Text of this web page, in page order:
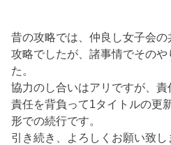
昔の攻略では、仲良し女子会
攻略でしたが、諸事情でその
た。
協力のし合いはアリですが、
責任を背負って1タイトルの更
形での続行です。
引き続き、よろしくお願い致し